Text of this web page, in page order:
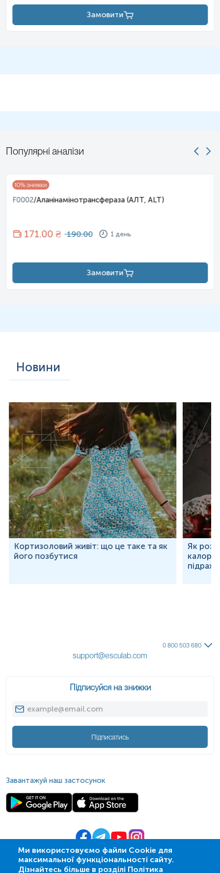
Замовити
Популярні аналізи
10% знижки
F0002/Аланінамінотрансфераза (АЛТ, ALT)
171.00 ₴ 190.00 1 день
Замовити
Новини
Кортизоловий живіт: що це таке та як
його позбутися
Як
Ми використовуємо файли Cookie для
максимальної функціональності сайту.
Дізнайтесь більше в розділі Політика
0 800 503 680
support@esculab.com
Підписуйся на знижки
Підписатись
Завантажуй наш застосунок
© 2009- 2026 | ПСМЛ «Ескулаб»